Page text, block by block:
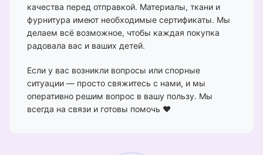
качества перед отправкой. Материалы, ткани и
фурнитура имеют необходимые сертификаты. Мы
делаем всё возможное, чтобы каждая покупка
радовала вас и ваших детей.
Если у вас возникли вопросы или спорные
ситуации — просто свяжитесь с нами, и мы
оперативно решим вопрос в вашу пользу. Мы
всегда на связи и готовы помочь ❤️